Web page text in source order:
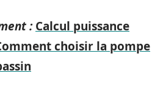
: Calcul puissance
choisir la pompe